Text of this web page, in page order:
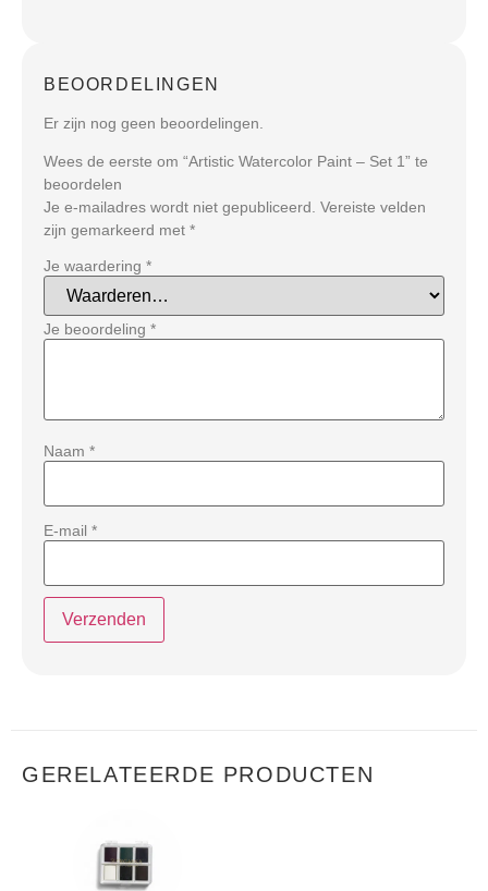
BEOORDELINGEN
Er zijn nog geen beoordelingen.
Wees de eerste om “Artistic Watercolor Paint – Set 1” te
beoordelen
Je e-mailadres wordt niet gepubliceerd. Vereiste velden
zijn gemarkeerd met *
Je waardering *
Je beoordeling *
Naam *
E-mail *
GERELATEERDE PRODUCTEN